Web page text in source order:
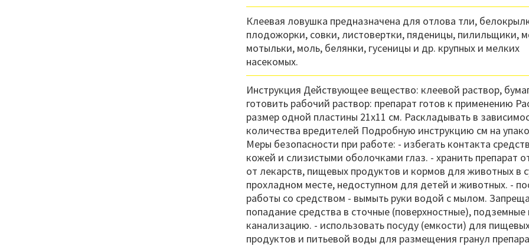
Клеевая ловушка предназначена для отлова тли,
плодожорки, совки, листовертки, пяденицы, пилильщики,
мотыльки, моль, белянки, гусеницы и др. крупных и мелких
насекомых.
Инструкция Действующее вещество: клеевой раствор,
готовить рабочий раствор: препарат готов к применению
размер одной пластины 21х11 см. Раскладывать в
количества вредителей Подробную инструкцию см на
Меры безопасности при работе: - избегать контакта
кожей и слизистыми оболочками глаз. - хранить препарат
от лекарств, пищевых продуктов и кормов для животных в
прохладном месте, недоступном для детей и животных. -
работы со средством - вымыть руки водой с мылом.
попадание средства в сточные (поверхностные),
канализацию. - использовать посуду (емкости) для
продуктов и питьевой воды для размещения гранул